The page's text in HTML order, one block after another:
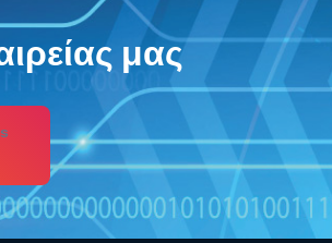
μας